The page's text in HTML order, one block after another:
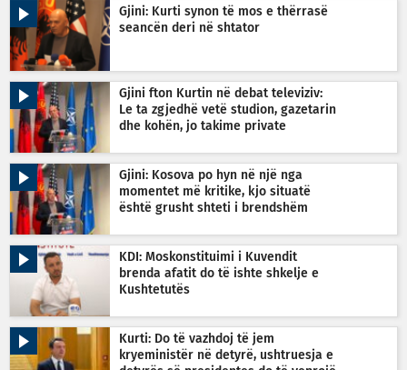
Gjini: Kurti synon të mos e thërrasë
seancën deri në shtator
Gjini fton Kurtin në debat televiziv:
Le ta zgjedhë vetë studion, gazetarin
dhe kohën, jo takime private
Gjini: Kosova po hyn në një nga
momentet më kritike, kjo situatë
është grusht shteti i brendshëm
KDI: Moskonstituimi i Kuvendit
brenda afatit do të ishte shkelje e
Kushtetutës
Kurti: Do të vazhdoj të jem
kryeministër në detyrë, ushtruesja e